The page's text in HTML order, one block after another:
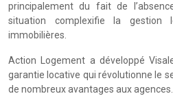
principalement du fait de
situation complexifie la gestion
immobilières.
Action Logement a développé
garantie locative qui révolutionne le
de nombreux avantages aux agences.